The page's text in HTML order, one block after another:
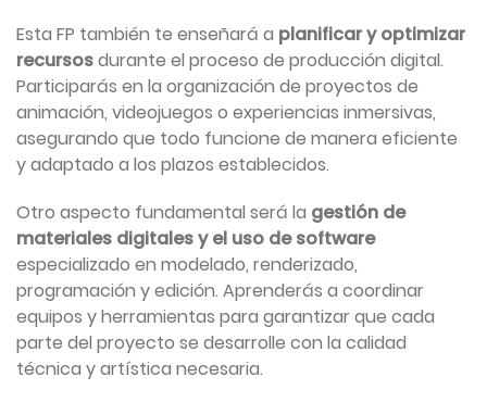
Esta FP también te enseñará a planificar y optimizar
recursosdurante el proceso de producción digital.
Participarás en la organización de proyectos de
animación, videojuegos o experiencias inmersivas,
asegurando que todo funcione de manera eficiente
y adaptado a los plazos establecidos.
Otro aspecto fundamental será la gestión de
materiales digitales y el uso de software
especializado en modelado, renderizado,
programación y edición. Aprenderás a coordinar
equipos y herramientas para garantizar que cada
parte del proyecto se desarrolle con la calidad
técnica y artística necesaria.